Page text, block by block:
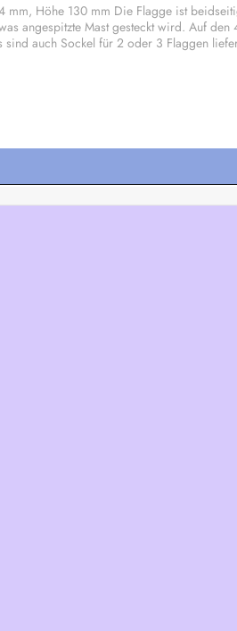
mm, Höhe 130 mm Die Flagge ist
angespitzte Mast gesteckt wird. Auf
sind auch Sockel für 2 oder 3 Flaggen